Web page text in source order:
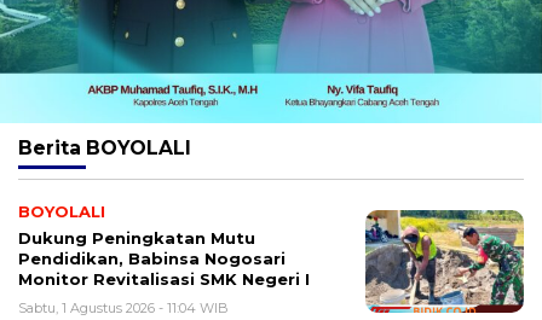
Berita BOYOLALI
BOYOLALI
Dukung Peningkatan Mutu
Pendidikan, Babinsa Nogosari
Monitor Revitalisasi SMK Negeri I
Sabtu, 1 Agustus 2026 - 11:04 WIB